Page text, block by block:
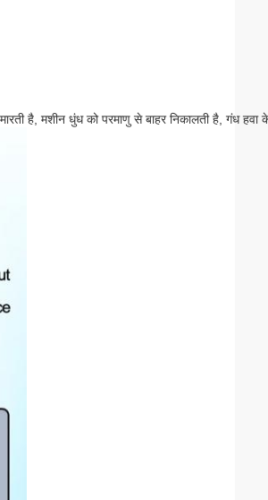
है, मशीन धुंध को परमाणु से बाहर निकालती है, गंध हवा